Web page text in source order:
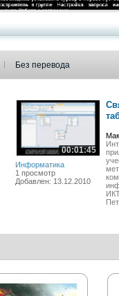
Без перевода
00:01:45
Информатика
1 просмотр
Добавлен: 13.12.2010